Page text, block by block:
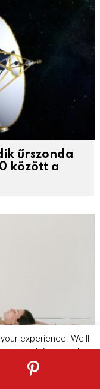
űrszonda
között a
házilag
experience. We'll
opt-out if you wish.